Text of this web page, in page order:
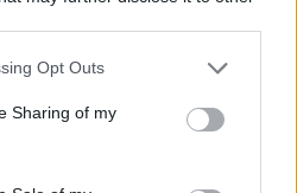
Opt Outs
Sharing of my
ενίσχυση και
από τις φωτιές